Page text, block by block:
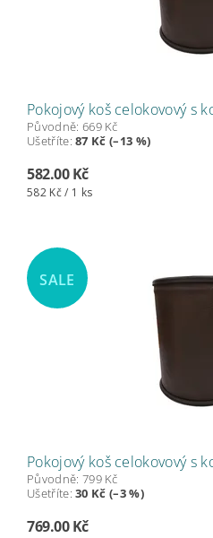
Pokojový koš celokovový s
Původně: 669 Kč
Ušetříte:87 Kč (–13 %)
582.00 Kč
582 Kč / 1 ks
SALE
Pokojový koš celokovový s
Původně: 799 Kč
Ušetříte:30 Kč (–3 %)
769.00 Kč